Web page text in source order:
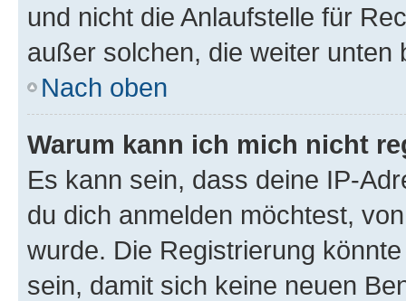
und nicht die Anlaufstelle für
außer solchen, die weiter unten
Nach oben
Warum kann ich mich nicht
Es kann sein, dass deine IP-
du dich anmelden möchtest,
wurde. Die Registrierung
sein, damit sich keine neuen